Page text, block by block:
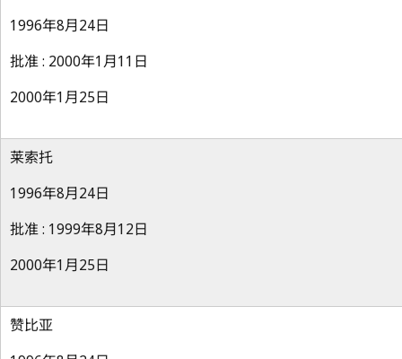
1996年8月24日
批准 : 2000年1月11日
2000年1月25日
莱索托
1996年8月24日
批准 : 1999年8月12日
2000年1月25日
赞比亚